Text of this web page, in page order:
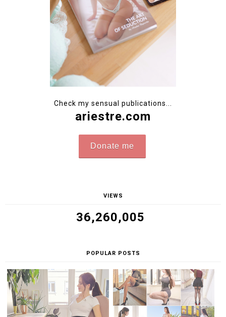
Check my sensual publications...
ariestre.com
Donate me
VIEWS
36,260,005
POPULAR POSTS